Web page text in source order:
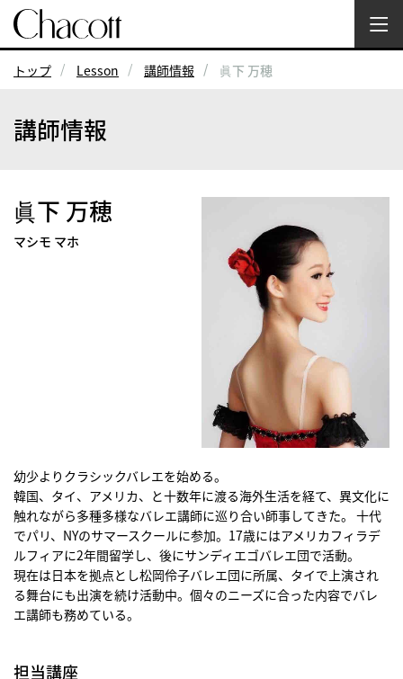
トップ Lesson 講師情報 眞下 万穂
講師情報
眞下 万穂
マシモ マホ
幼少よりクラシックバレエを始める。
韓国、タイ、アメリカ、と十数年に渡る海外生活を経て、異文化に
触れながら多種多様なバレエ講師に巡り合い師事してきた。 十代
でパリ、NYのサマースクールに参加。17歳にはアメリカフィラデ
ルフィアに2年間留学し、後にサンディエゴバレエ団で活動。
現在は日本を拠点とし松岡伶子バレエ団に所属、タイで上演され
る舞台にも出演を続け活動中。個々のニーズに合った内容でバレ
エ講師も務めている。
担当講座